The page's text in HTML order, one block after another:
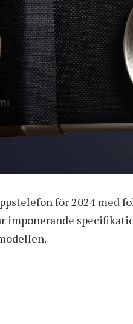
för 2024 med
imponerande